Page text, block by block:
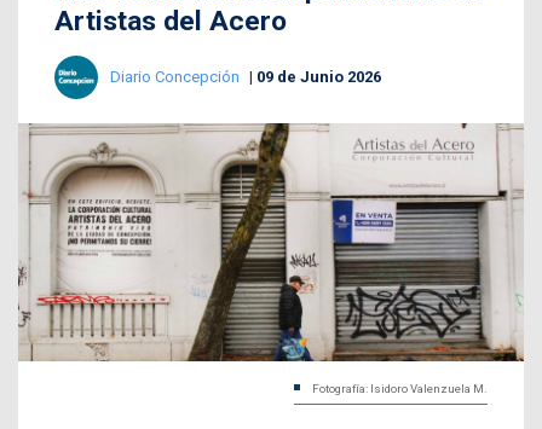
Artistas del Acero
Diario Concepción 09 de Junio 2026
Fotografía: Isidoro Valenzuela M.